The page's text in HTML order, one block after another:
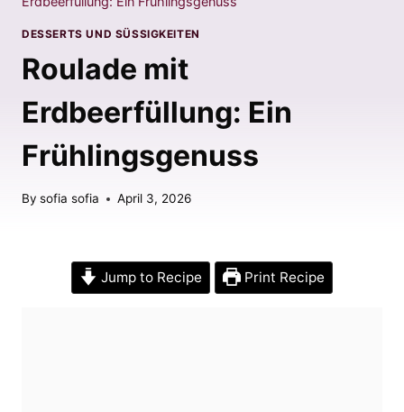
DESSERTS UND SÜSSIGKEITEN
Roulade mit
Erdbeerfüllung: Ein
Frühlingsgenuss
By sofia sofia April 3, 2026
Jump to Recipe Print Recipe